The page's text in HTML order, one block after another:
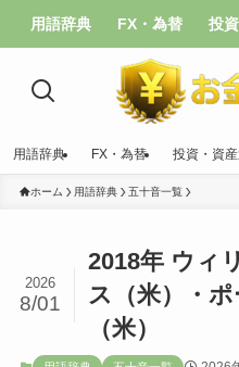
用語辞典 FX・為替 投
用語辞典 FX・為替 投資・資
ホーム 用語辞典 五十音一覧
2018年 ウィ
ス（米）・
（米）
2026
8/01